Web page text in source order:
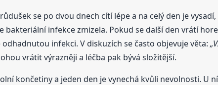
se po dvou dnech cítí lépe a na celý den je
bakteriální infekce zmizela. Pokud se další den vrátí
infekci. V diskuzích se často objevuje věta:
vrátit výrazněji a léčba pak bývá složitější.
končetiny a jeden den je vynechá kvůli nevolnosti. U